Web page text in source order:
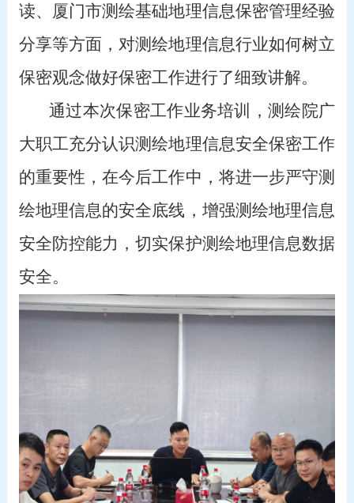
读、厦门市测绘基础地理信息保密管理经验
分享等方面，对测绘地理信息行业如何树立
保密观念做好保密工作进行了细致讲解。
通过本次保密工作业务培训，测绘院广
大职工充分认识测绘地理信息安全保密工作
的重要性，在今后工作中，将进一步严守测
绘地理信息的安全底线，增强测绘地理信息
安全防控能力，切实保护测绘地理信息数据
安全。